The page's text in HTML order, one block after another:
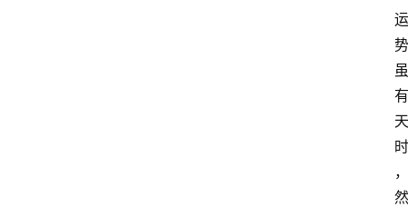
运
势
虽
有
天
时
，
然